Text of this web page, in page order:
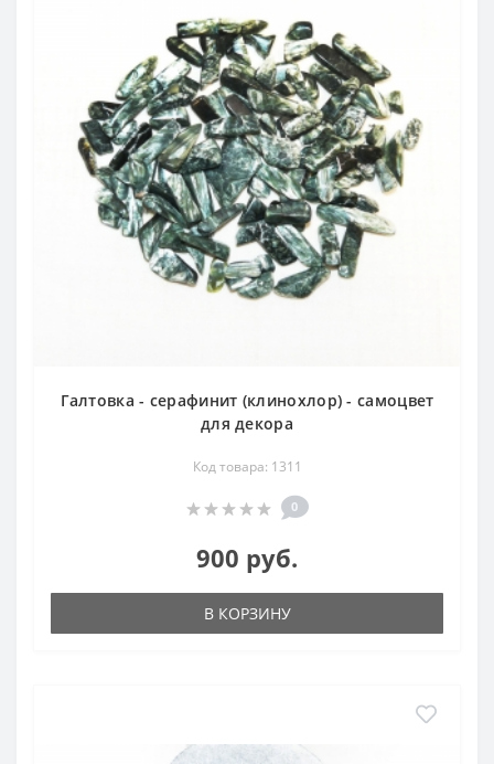
Галтовка - серафинит (клинохлор) - самоцвет
для декора
Код товара: 1311
0
900 руб.
В КОРЗИНУ